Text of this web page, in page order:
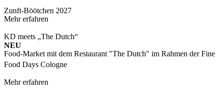
Zunft-Böötchen 2027
Mehr erfahren
NEU
KD meets „The Dutch“
Food-Market mit dem Restaurant "The Dutch" im Rahmen der Fine
Food Days Cologne
Mehr erfahren